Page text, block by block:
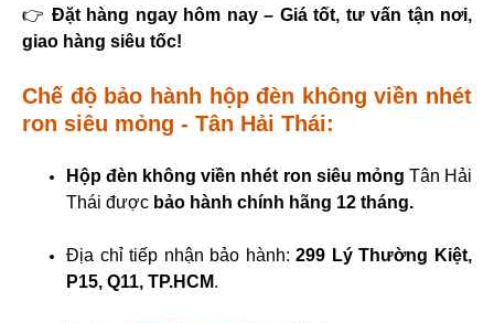
👉 Đặt hàng ngay hôm nay – Giá tốt, tư vấn tận nơi,
giao hàng siêu tốc!
Chế độ bảo hành hộp đèn không viền nhét
ron siêu mỏng - Tân Hải Thái:
Hộp đèn không viền nhét ron siêu mỏng Tân Hải
Thái được bảo hành chính hãng 12 tháng.
Địa chỉ tiếp nhận bảo hành:299 Lý Thường Kiệt,
P15, Q11, TP.HCM.